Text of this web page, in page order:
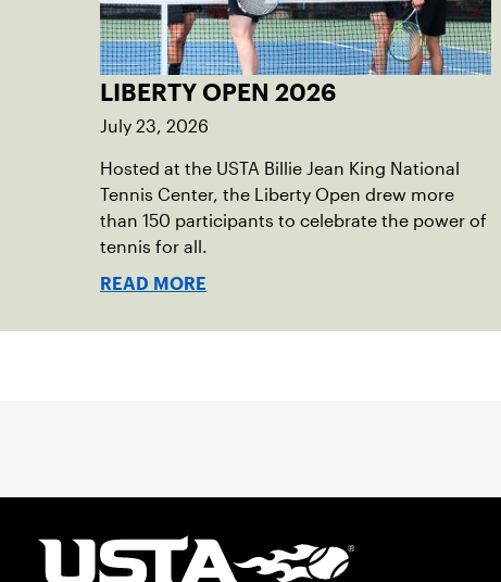
LIBERTY OPEN 2026
July 23, 2026
Hosted at the USTA Billie Jean King National
Tennis Center, the Liberty Open drew more
than 150 participants to celebrate the power of
tennis for all.
READ MORE